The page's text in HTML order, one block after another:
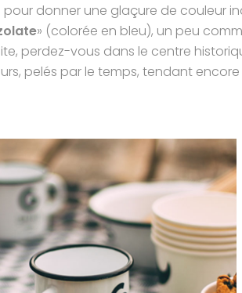
pour donner une glaçure de couleur
» (colorée en bleu), un peu
perdez-vous dans le centre
pelés par le temps, tendant